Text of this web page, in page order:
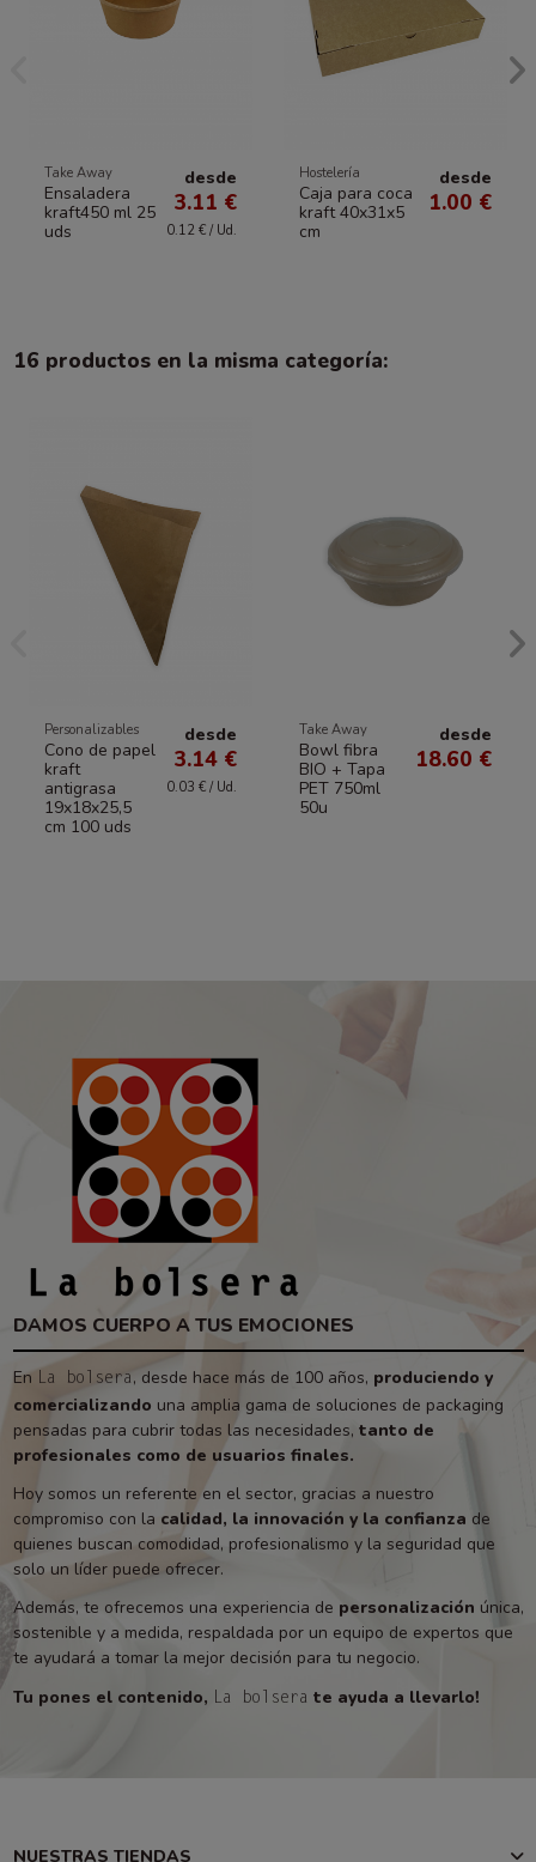
Take Away
Ensaladera
kraft450 ml 25
uds
desde
3.11 €
0.12 € / Ud.
Hostelería
Caja para coca
kraft 40x31x5
cm
desde
1.00 €
16 productos en la misma categoría:
Personalizables
Cono de papel
kraft
antigrasa
19x18x25,5
cm 100 uds
desde
3.14 €
0.03 € / Ud.
Take Away
Bowl fibra
BIO + Tapa
PET 750ml
50u
desde
18.60 €
DAMOS CUERPO A TUS EMOCIONES
En La bolsera, desde hace más de 100 años, produciendo y
comercializando una amplia gama de soluciones de packaging
pensadas para cubrir todas las necesidades, tanto de
profesionales como de usuarios finales.
Hoy somos un referente en el sector, gracias a nuestro
compromiso con la calidad, la innovación y la confianza de
quienes buscan comodidad, profesionalismo y la seguridad que
solo un líder puede ofrecer.
Además, te ofrecemos una experiencia de personalización única,
sostenible y a medida, respaldada por un equipo de expertos que
te ayudará a tomar la mejor decisión para tu negocio.
Tu pones el contenido, La bolsera te ayuda a llevarlo!
NUESTRAS TIENDAS